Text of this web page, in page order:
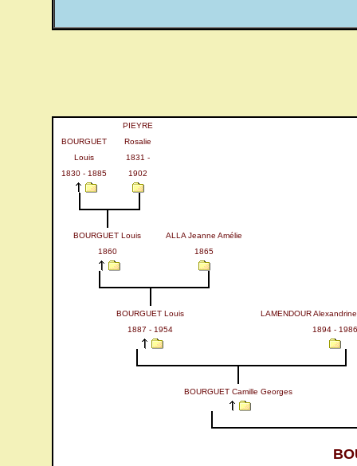
BOURGUET
Louis
1830 - 1885
PIEYRE
Rosalie
1831 -
1902
BOURGUET Louis
1860
ALLA Jeanne Amélie
1865
BOURGUET Louis
1887 - 1954
LAMENDOUR
1894 - 1986
BOURGUET Camille Georges